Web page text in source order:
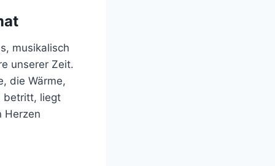
musikalisch
unserer Zeit.
die Wärme,
betritt, liegt
Herzen